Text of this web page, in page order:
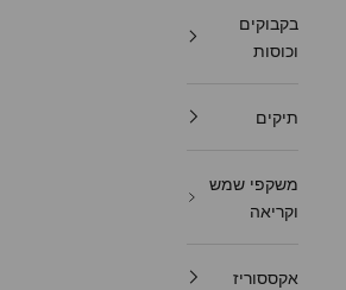
בקבוקים
וכוסות
תיקים
משקפי שמש
וקריאה
אקססוריז